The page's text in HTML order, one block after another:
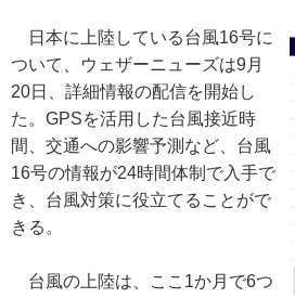
日本に上陸している台風16号に
ついて、ウェザーニューズは9月
20日、詳細情報の配信を開始し
た。GPSを活用した台風接近時
間、交通への影響予測など、台風
16号の情報が24時間体制で入手で
き、台風対策に役立てることがで
きる。
台風の上陸は、ここ1か月で6つ